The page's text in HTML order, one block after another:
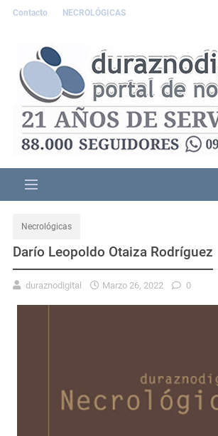
Contacto NECROLÓGICAS
Necrológicas
Darío Leopoldo Otaiza Rodríguez
duraznodigital Marzo 26, 2022 0